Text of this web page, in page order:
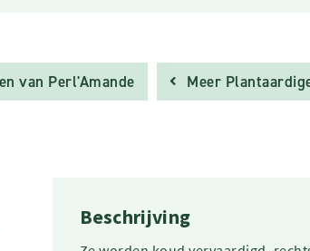
van Perl'Amande Meer
Beschrijving